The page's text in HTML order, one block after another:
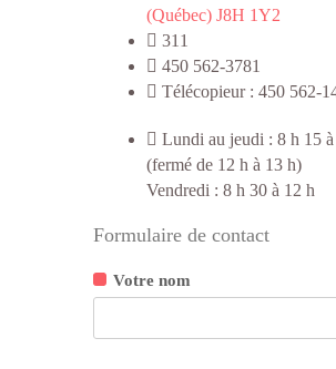
(Québec) J8H 1Y2
311
450 562-3781
Télécopieur : 450 562-
Lundi au jeudi : 8 h 15
(fermé de 12 h à 13 h)
Vendredi : 8 h 30 à 12 h
Formulaire de contact
Votre nom